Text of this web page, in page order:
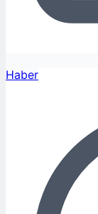
Haber